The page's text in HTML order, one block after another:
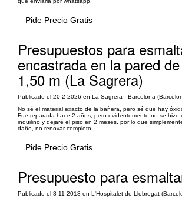
Pide Precio Gratis
Presupuestos para
encastrada en la pared
1,50 m (La Sagrera)
Publicado el 20-2-2026 en La Sagrera - Barcelona
No sé el material exacto de la bañera, pero sé que hay
Fue reparada hace 2 años, pero evidentemente no se hizo
inquilino y dejaré el piso en 2 meses, por lo que
daño, no renovar completo.
Pide Precio Gratis
Presupuesto para
Publicado el 8-11-2018 en L'Hospitalet de Llobregat